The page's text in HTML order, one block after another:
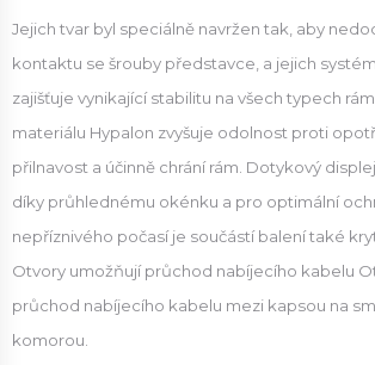
Jejich tvar byl speciálně navržen tak, aby
kontaktu se šrouby představce, a jejich
zajišťuje vynikající stabilitu na všech typech
materiálu Hypalon zvyšuje odolnost proti
přilnavost a účinně chrání rám. Dotykový
díky průhlednému okénku a pro optimální
nepříznivého počasí je součástí balení také
Otvory umožňují průchod nabíjecího kabelu
průchod nabíjecího kabelu mezi kapsou na
komorou.